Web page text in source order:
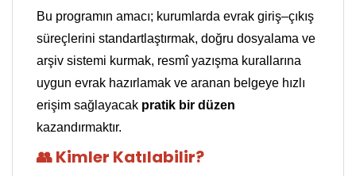
Bu programın amacı; kurumlarda evrak giriş–çıkış
süreçlerini standartlaştırmak, doğru dosyalama ve
arşiv sistemi kurmak, resmî yazışma kurallarına
uygun evrak hazırlamak ve aranan belgeye hızlı
erişim sağlayacak pratik bir düzen
kazandırmaktır.
👥 Kimler Katılabilir?